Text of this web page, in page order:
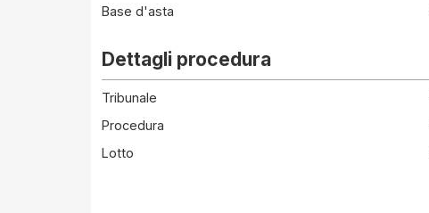
Base d'asta
Dettagli procedura
Tribunale
Procedura
Lotto